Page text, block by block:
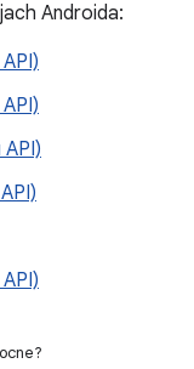
Androida: